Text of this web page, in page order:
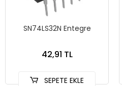
SN74LS32N Entegre
42,91 TL
SEPETE EKLE